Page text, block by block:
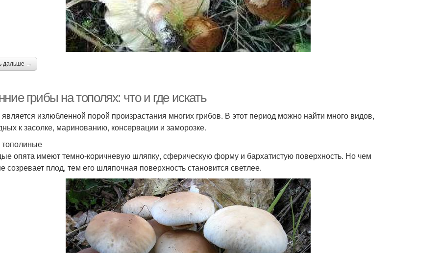
дальше →
грибы на тополях: что и где искать
излюбленной порой произрастания многих грибов. В этот период можно найти много видов,
к засолке, маринованию, консервации и заморозке.
опята имеют темно-коричневую шляпку, сферическую форму и бархатистую поверхность. Но чем
созревает плод, тем его шляпочная поверхность становится светлее.